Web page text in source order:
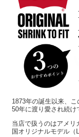
1873年の誕生以来、
50年に渡り愛され続け
当店で扱うのはアメリ
国オリジナルモデル（